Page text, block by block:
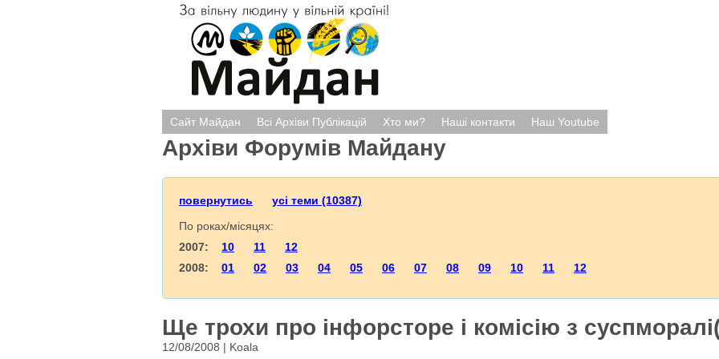
Сайт Майдан Всі Архіви Публікацій Хто ми? Наші контакти Наш Youtube
Архіви Форумів Майдану
повернутись
усі теми (10387)
По роках/місяцях:
2007: 10 11
12
2008: 01 02 03 04 05 06 07 08 09 10 11 12
Ще трохи про інфорсторе і комісію з
12/08/2008 | Koala